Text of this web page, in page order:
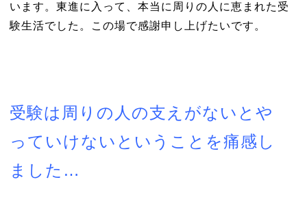
います。東進に入って、本当に周りの人に恵まれた受
験生活でした。この場で感謝申し上げたいです。
受験は周りの人の支えがないとや
っていけないということを痛感し
ました…